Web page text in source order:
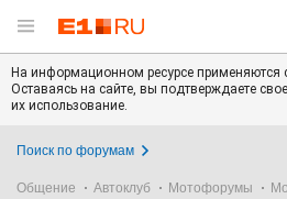
На информационном ресурсе применяются
Оставаясь на сайте, вы подтверждаете свое
их использование.
Поиск по форумам
Общение Автоклуб Мотофорумы